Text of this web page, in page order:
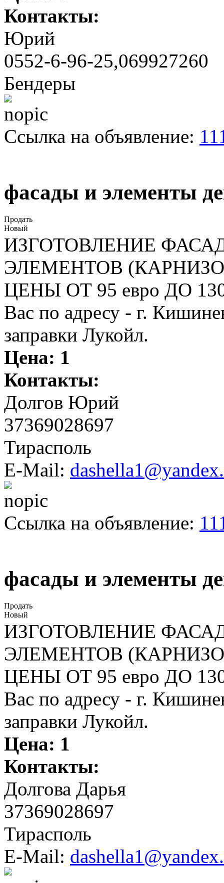
Контакты:
Юрий
0552-6-96-25,069927260
Бендеры
Ссылка на объявление:
фасады и элементы
Продать
Новый
ИЗГОТОВЛЕНИЕ
ЭЛЕМЕНТОВ
ЦЕНЫ ОТ 95 евро ДО 130
Вас по адресу - г.
заправки Лукойл.
Цена: 1
Контакты:
Долгов Юрий
37369028697
Тирасполь
E-Mail:
Ссылка на объявление:
фасады и элементы
Продать
Новый
ИЗГОТОВЛЕНИЕ
ЭЛЕМЕНТОВ
ЦЕНЫ ОТ 95 евро ДО 130
Вас по адресу - г.
заправки Лукойл.
Цена: 1
Контакты:
Долгова Дарья
37369028697
Тирасполь
E-Mail: